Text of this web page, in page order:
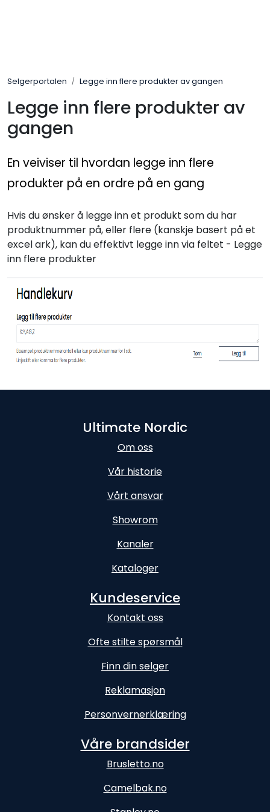
Selgerportalen Legge inn flere produkter av gangen
Legge inn flere produkter av
gangen
En veiviser til hvordan legge inn flere
produkter på en ordre på en gang
Hvis du ønsker å legge inn et produkt som du har
produktnummer på, eller flere (kanskje basert på et
excel ark), kan du effektivt legge inn via feltet - Legge
inn flere produkter
Ultimate Nordic
Om oss
Vår historie
Vårt ansvar
Showrom
Kanaler
Kataloger
Kundeservice
Kontakt oss
Ofte stilte spørsmål
Finn din selger
Reklamasjon
Personvernerklæring
Våre brandsider
Brusletto.no
Camelbak.no
Nyheter/Info
Mediaportalen